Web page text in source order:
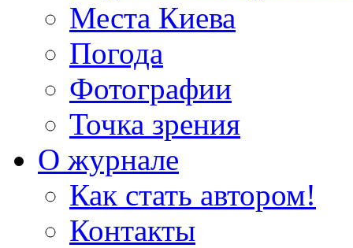
Места Киева
Погода
Фотографии
Точка зрения
О журнале
Как стать автором!
Контакты